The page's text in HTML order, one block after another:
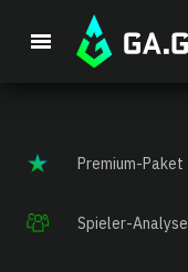
Premium-Paket
Spieler-Analyse